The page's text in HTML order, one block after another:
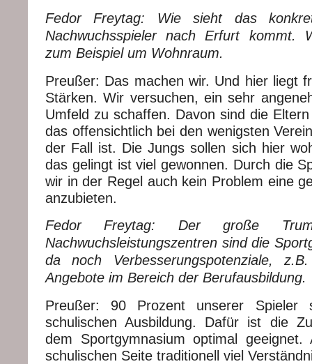
Fedor Freytag: Wie sieht das
Nachwuchsspieler nach Erfurt kommt.
zum Beispiel um Wohnraum.
Preußer: Das machen wir. Und hier liegt
Stärken. Wir versuchen, ein sehr
Umfeld zu schaffen. Davon sind die
das offensichtlich bei den wenigsten
der Fall ist. Die Jungs sollen sich hier
das gelingt ist viel gewonnen. Durch die
wir in der Regel auch kein Problem eine
anzubieten.
Fedor Freytag: Der große
Nachwuchsleistungszentren sind die
da noch Verbesserungspotenziale,
Angebote im Bereich der Berufausbildung.
Preußer: 90 Prozent unserer
schulischen Ausbildung. Dafür ist die
dem Sportgymnasium optimal
schulischen Seite traditionell viel